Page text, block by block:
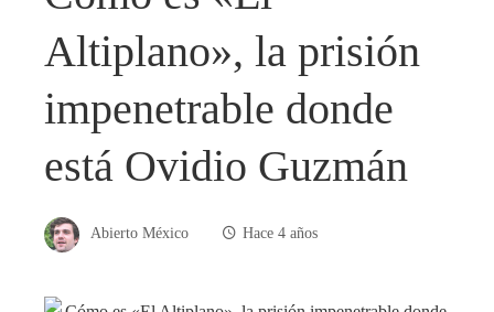
Altiplano», la prisión
impenetrable donde
está Ovidio Guzmán
Abierto México Hace 4 años